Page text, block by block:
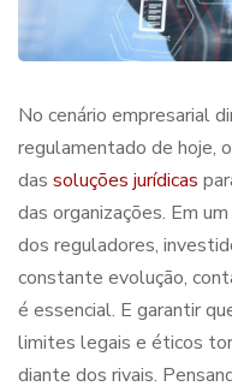
No cenário empresarial
regulamentado de hoje,
das soluções jurídicas
das organizações. Em
dos reguladores,
constante evolução,
é essencial. E garantir
limites legais e éticos
diante dos rivais.